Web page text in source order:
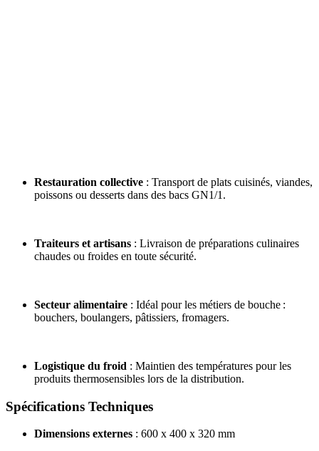
Restauration collective : Transport de plats cuisinés, viandes,
poissons ou desserts dans des bacs GN1/1.
Traiteurs et artisans : Livraison de préparations culinaires
chaudes ou froides en toute sécurité.
Secteur alimentaire : Idéal pour les métiers de bouche :
bouchers, boulangers, pâtissiers, fromagers.
Logistique du froid : Maintien des températures pour les
produits thermosensibles lors de la distribution.
Spécifications Techniques
Dimensions externes : 600 x 400 x 320 mm